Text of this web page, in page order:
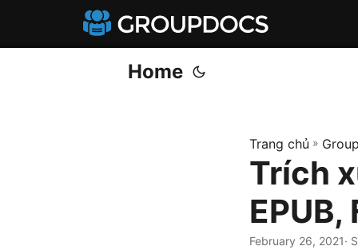
Home
Trang chủ »
Trích
February 26, 2021·